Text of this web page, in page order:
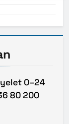
0–24
80 200